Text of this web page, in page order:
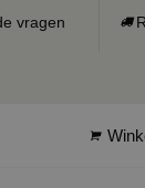
vragen